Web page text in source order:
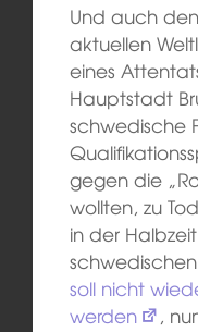
Und auch
aktuellen
eines
Hauptstadt
schwedische
gegen die
wollten, zu
in der
soll nicht
werden
,